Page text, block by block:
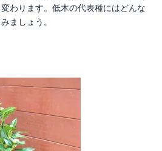
わります。低木の代表種にはどんな
ましょう。